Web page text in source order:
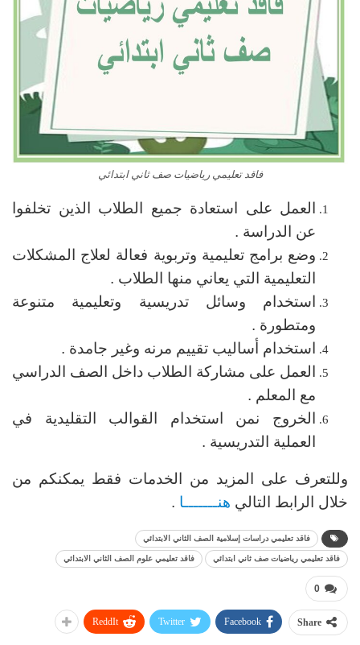
فاقد تعليمي رياضيات صف ثاني ابتدائي
العمل على استعادة جميع الطلاب الذين تخلفوا
عن الدراسة .
وضع برامج تعليمية وتربوية فعالة لعلاج المشكلات
التعليمية التي يعاني منها الطلاب .
استخدام وسائل تدريسية وتعليمية متنوعة
ومتطورة .
استخدام أساليب تقييم مرنه وغير جامدة .
العمل على مشاركة الطلاب داخل الصف الدراسي
مع المعلم .
الخروج نمن استخدام القوالب التقليدية في
العملية التدريسية .
وللتعرف على المزيد من الخدمات فقط يمكنكم من
خلال الرابط التالي هنـــــــا .
فاقد تعليمي دراسات إسلامية الصف الثاني الابتدائي
فاقد تعليمي رياضيات صف ثاني ابتدائي فاقد تعليمي علوم الصف الثاني الابتدائي
0
Share
Facebook
Twitter
ReddIt